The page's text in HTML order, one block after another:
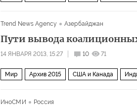
Trend News Agency Азербайджан
Пути вывода
14 ЯНВАРЯ 2013, 15:27 10 71
Мир Архив 2015 США и Канада
ИноСМИ Россия